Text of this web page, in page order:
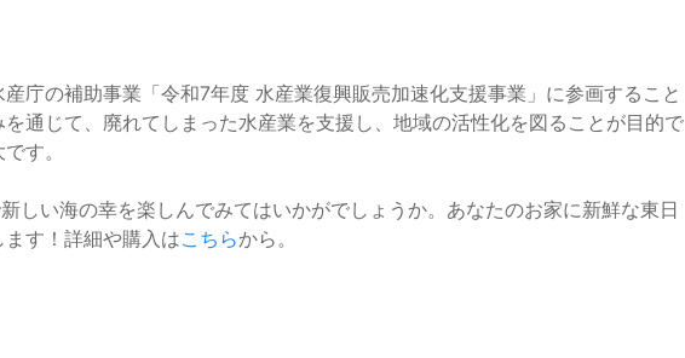
庁の補助事業「令和7年度 水産業復興販売加速化支援事業」に参画すること
通じて、廃れてしまった水産業を支援し、地域の活性化を図ることが目的で
す。
しい海の幸を楽しんでみてはいかがでしょうか。あなたのお家に新鮮な東日
す！詳細や購入はこちらから。